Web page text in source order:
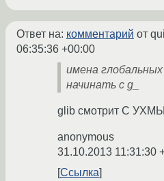
Ответ на: комментарий от
06:35:36 +00:00
имена
начинать с g_
glib смотрит С
anonymous
31.10.2013 11:31:30
Ссылка